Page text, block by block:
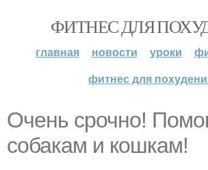
ФИТНЕС ДЛЯ
главная новости уроки
фитнес для
Очень срочно!
собакам и кошкам!